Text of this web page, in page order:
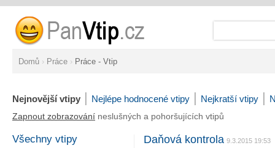
Domů › Práce › Práce - Vtip
Nejnovější vtipy | Nejlépe hodnocené vtipy | Nejkratší vtipy |
Zapnout zobrazování neslušných a pohoršujících vtipů
Všechny vtipy
Daňová kontrola 9.3.2015 19:53